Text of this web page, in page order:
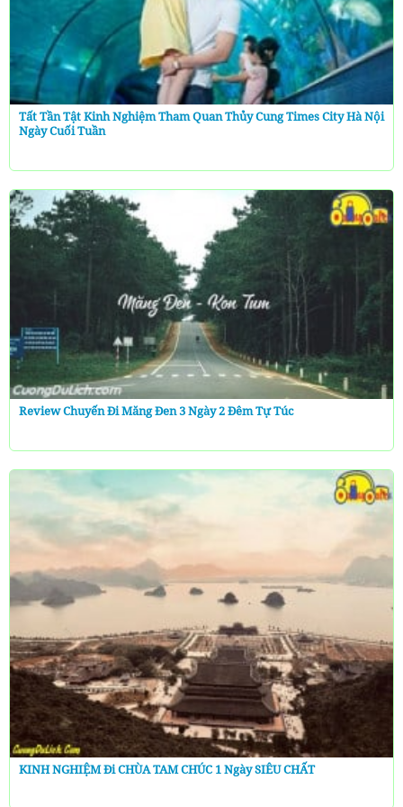
Tất Tần Tật Kinh Nghiệm Tham Quan Thủy Cung Times City Hà Nội
Ngày Cuối Tuần
Review Chuyến Đi Măng Đen 3 Ngày 2 Đêm Tự Túc
KINH NGHIỆM Đi CHÙA TAM CHÚC 1 Ngày SIÊU CHẤT